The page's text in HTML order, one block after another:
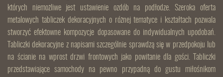
których niemożliwe jest ustawienie ozdób na podłodze. Szeroka oferta
metalowych tabliczek dekoracyjnych o różnej tematyce i kształtach pozwala
stworzyć efektowne kompozycje dopasowane do indywidualnych upodobań.
Tabliczki dekoracyjne z napisami szczególnie sprawdzą się w przedpokoju lub
na ścianie na wprost drzwi frontowych jako powitanie dla gości. Tabliczki
przedstawiające samochody na pewno przypadną do gustu miłośnikom